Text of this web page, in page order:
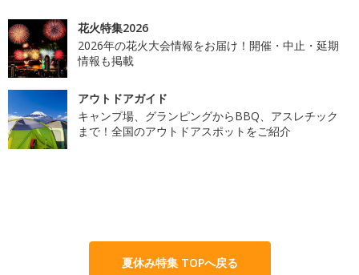
花火特集2026
2026年の花火大会情報をお届け！開催・中止・延期
情報も掲載
アウトドアガイド
キャンプ場、グランピングからBBQ、アスレチック
まで！全国のアウトドアスポットをご紹介
夏休み特集 TOPへ戻る